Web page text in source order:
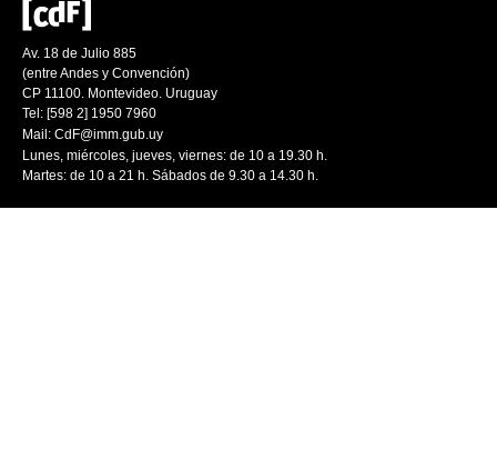
Av. 18 de Julio 885
(entre Andes y Convención)
CP 11100. Montevideo. Uruguay
Tel: [598 2] 1950 7960
Mail: CdF@imm.gub.uy
Lunes, miércoles, jueves, viernes: de 10 a 19.30 h.
Martes: de 10 a 21 h. Sábados de 9.30 a 14.30 h.